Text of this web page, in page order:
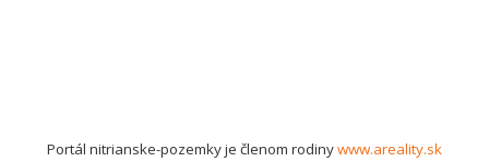
Portál nitrianske-pozemky je členom rodinywww.areality.sk